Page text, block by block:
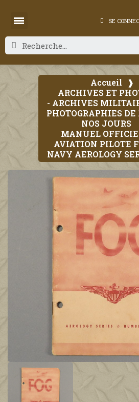
SE
Accueil
ARCHIVES ET
- ARCHIVES
PHOTOGRAPHIES DE
NOS JOURS
MANUEL
AVIATION PILOTE
NAVY AEROLOGY